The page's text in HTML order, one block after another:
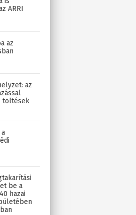
ARRI
az
az
töltések
be a
hazai